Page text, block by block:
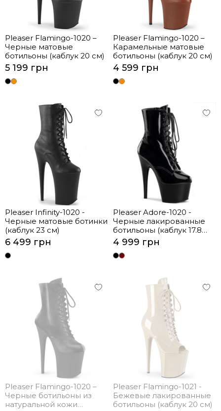
Pleaser Flamingo-1020 –
Черные матовые
ботильоны (каблук 20 см)
5 199 грн
Pleaser Flamingo-1020 –
Карамельные матовые
ботильоны (каблук 20 см)
4 599 грн
Pleaser Infinity-1020 -
Черные матовые ботинки
(каблук 23 см)
6 499 грн
Pleaser Adore-1020 -
Черные лакированные
ботильоны (каблук 17.8
см)
4 999 грн
Pleaser Flamingo-1020 –
Черные ботильоны из
натуральной кожи
Pleaser Flamingo-1021 -
Бежевые лакированные
ботильоны (каблук 20 см)